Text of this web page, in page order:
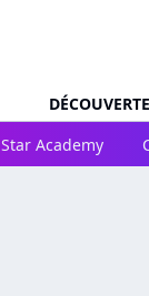
Star Academy